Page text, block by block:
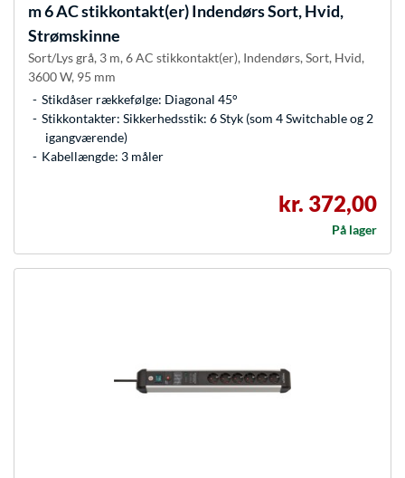
m 6 AC stikkontakt(er) Indendørs Sort, Hvid,
Strømskinne
Sort/Lys grå, 3 m, 6 AC stikkontakt(er), Indendørs, Sort, Hvid,
3600 W, 95 mm
Stikdåser rækkefølge: Diagonal 45°
Stikkontakter: Sikkerhedsstik: 6 Styk (som 4 Switchable og 2
igangværende)
Kabellængde: 3 måler
kr. 372,00
På lager